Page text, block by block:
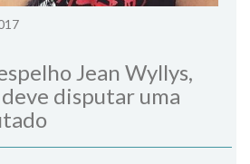
Jean Wyllys,
disputar uma